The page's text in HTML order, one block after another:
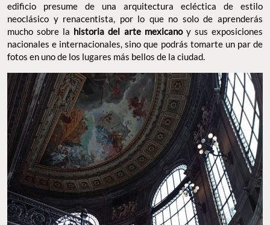
edificio presume de una arquitectura ecléctica de estilo
neoclásico y renacentista, por lo que no solo de aprenderás
mucho sobre la historia del arte mexicanoy sus exposiciones
nacionales e internacionales, sino que podrás tomarte un par de
fotos en uno de los lugares más bellos de la ciudad.